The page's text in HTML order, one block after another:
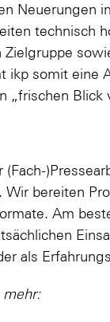
Neuerungen
technisch
Zielgruppe
ikp somit eine
„frischen Blick
(Fach-
Wir bereiten
Am
als
mehr: